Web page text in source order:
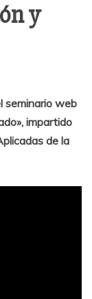
y
seminario web
impartido
de la